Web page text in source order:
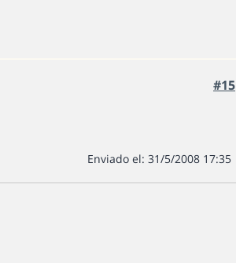
#15
Enviado el: 31/5/2008 17:35